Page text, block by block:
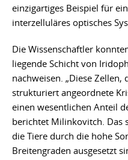
einzigartiges Beispiel für
interzelluläres optisches
Die Wissenschaftler
liegende Schicht von
nachweisen. „Diese
strukturiert angeordnete
einen wesentlichen Anteil
berichtet Milinkovitch. Das
die Tiere durch die hohe
Breitengraden ausgesetzt